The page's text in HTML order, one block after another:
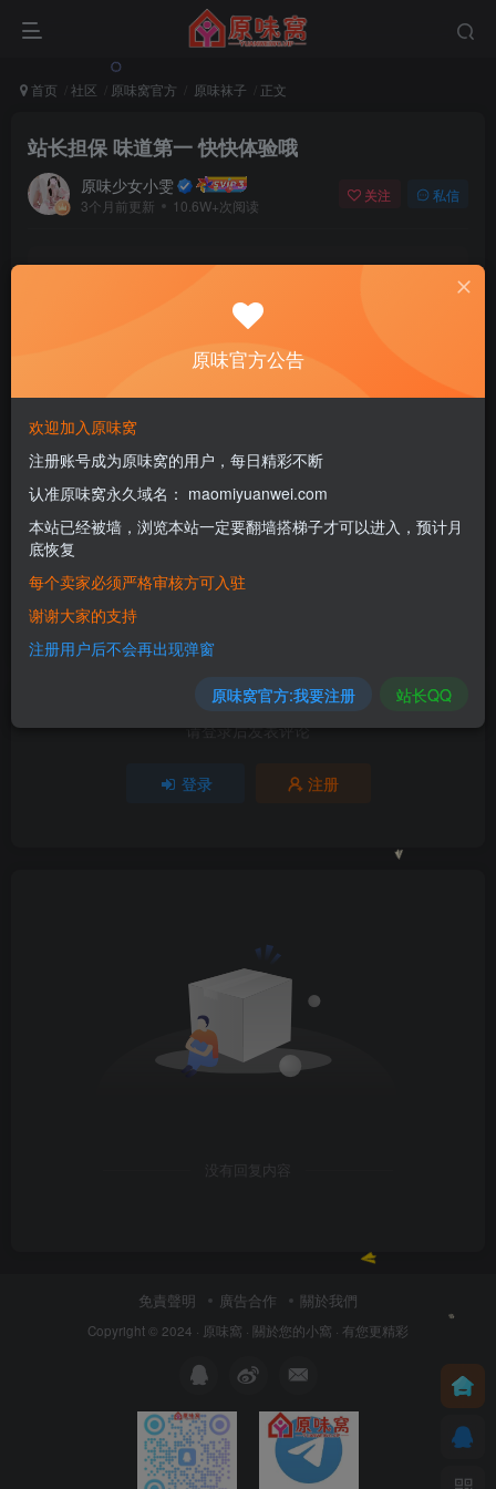
首页 社区 原味窝官方 原味袜子 正文
站长担保 味道第一 快快体验哦
原味少女小雯
3个月前更新 10.6W+次阅读
关注 私信
登录后继续查看
1
请登录后发表评论
登录 注册
没有回复内容
免責聲明 廣告合作 關於我們
Copyright © 2024 · 原味窩 · 關於您的小窩 · 有您更精彩
原味官方公告
欢迎加入原味窝
注册账号成为原味窝的用户，每日精彩不断
认准原味窝永久域名： maomiyuanwei.com
本站已经被墙，浏览本站一定要翻墙搭梯子才可以进入，预计月
底恢复
每个卖家必须严格审核方可入驻
谢谢大家的支持
注册用户后不会再出现弹窗
原味窝官方:我要注册 站长QQ